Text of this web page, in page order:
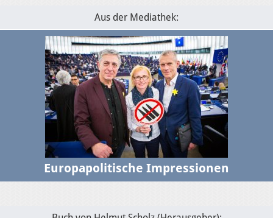
Aus der Mediathek:
Europapolitische Impressionen